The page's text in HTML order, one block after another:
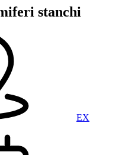
stanchi
EX